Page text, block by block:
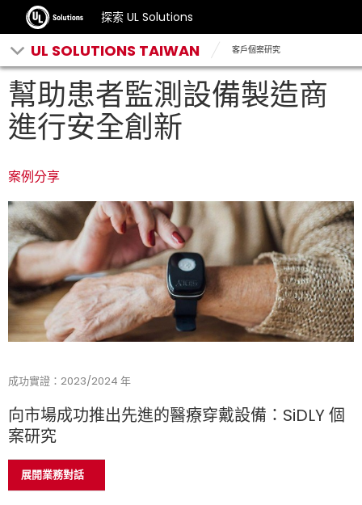
探索 UL Solutions
UL SOLUTIONS TAIWAN 客戶個案研究
幫助患者監測設備製造商
進行安全創新
案例分享
成功實證：2023/2024 年
向市場成功推出先進的醫療穿戴設備：SiDLY 個
案研究
展開業務對話